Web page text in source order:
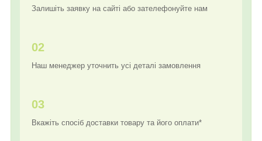
Залишіть заявку на сайті або зателефонуйте нам
02
Наш менеджер уточнить усі деталі замовлення
03
Вкажіть спосіб доставки товару та його оплати*